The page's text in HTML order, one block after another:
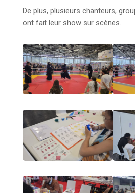
De plus, plusieurs chanteurs,
ont fait leur show sur scènes.